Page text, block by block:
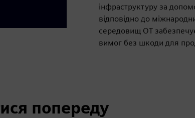
інфраструктуру за
відповідно до
середовищ OT
вимог без шкоди для
попереду